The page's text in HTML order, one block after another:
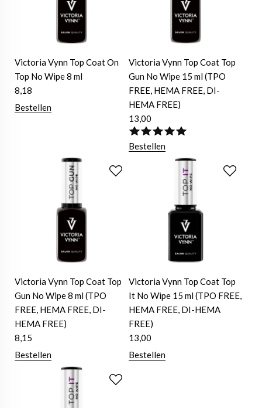
Victoria Vynn Top Coat On
Top No Wipe 8 ml
8,18
Bestellen
Victoria Vynn Top Coat Top
Gun No Wipe 15 ml (TPO
FREE, HEMA FREE, DI-
HEMA FREE)
13,00
Bestellen
Victoria Vynn Top Coat Top
Gun No Wipe 8 ml (TPO
FREE, HEMA FREE, DI-
HEMA FREE)
8,15
Bestellen
Victoria Vynn Top Coat Top
It No Wipe 15 ml (TPO FREE,
HEMA FREE, DI-HEMA
FREE)
13,00
Bestellen